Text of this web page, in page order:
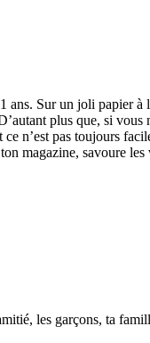
Sur un joli papier
plus que, si
ce n’est pas toujours
magazine, savoure
les garçons, ta